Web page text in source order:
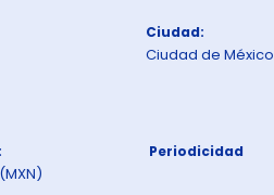
Ciudad:
Ciudad de México
Periodicidad